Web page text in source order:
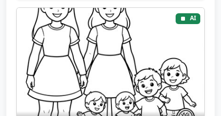
AI